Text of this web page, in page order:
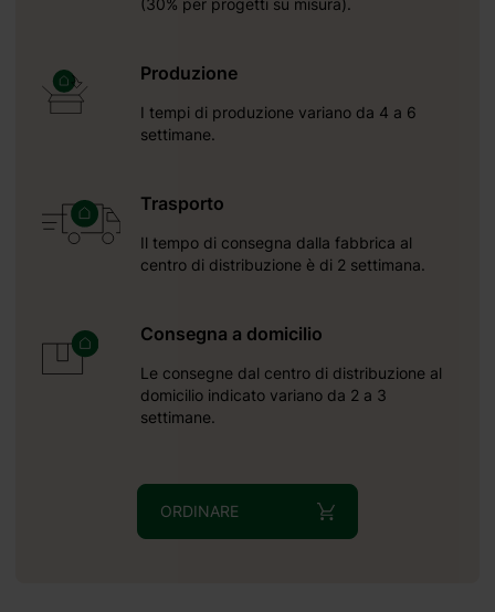
(30% per progetti su misura).
Produzione
I tempi di produzione variano da 4 a 6
settimane.
Trasporto
Il tempo di consegna dalla fabbrica al
centro di distribuzione è di 2 settimana.
Consegna a domicilio
Le consegne dal centro di distribuzione al
domicilio indicato variano da 2 a 3
settimane.
ORDINARE